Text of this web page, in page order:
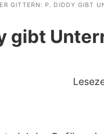
GITTERN: P. DIDDY GIBT
gibt